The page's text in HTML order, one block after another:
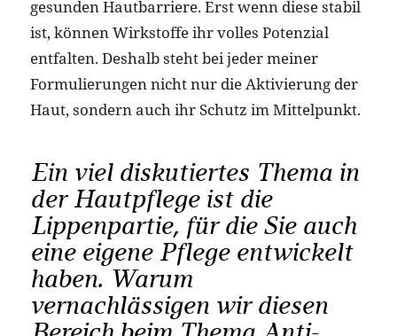
gesunden Hautbarriere. Erst wenn diese stabil
ist, können Wirkstoffe ihr volles Potenzial
entfalten. Deshalb steht bei jeder meiner
Formulierungen nicht nur die Aktivierung der
Haut, sondern auch ihr Schutz im Mittelpunkt.
Ein viel diskutiertes Thema in
der Hautpflege ist die
Lippenpartie, für die Sie auch
eine eigene Pflege entwickelt
haben. Warum
vernachlässigen wir diesen